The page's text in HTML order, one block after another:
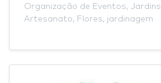
Organização de Eventos, Jardins
Artesanato, Flores, jardinagem